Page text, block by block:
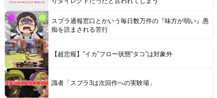
Powered by livedoor 相互RSS
スプラ通報窓口とかいう毎日数万件の『味方が弱い』愚
痴を読まされる苦行
【超悲報】”イカ”フロー状態”タコ”は対象外
識者「スプラ3は次回作への実験場」